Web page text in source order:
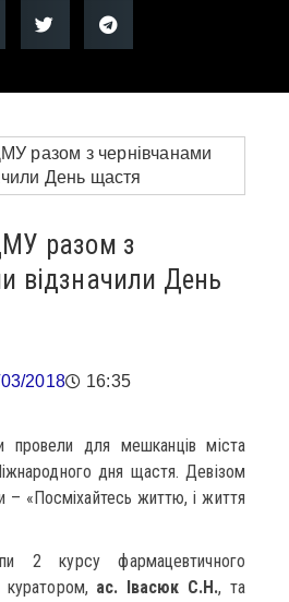
разом з
відзначили День
2018 16:35
провели для мешканців міста
дня щастя. Девізом
– «Посміхайтесь життю, і життя
2 курсу фармацевтичного
куратором, ас. Івасюк С.Н., та